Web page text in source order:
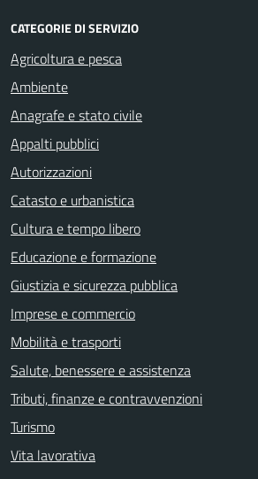
CATEGORIE DI SERVIZIO
Agricoltura e pesca
Ambiente
Anagrafe e stato civile
Appalti pubblici
Autorizzazioni
Catasto e urbanistica
Cultura e tempo libero
Educazione e formazione
Giustizia e sicurezza pubblica
Imprese e commercio
Mobilità e trasporti
Salute, benessere e assistenza
Tributi, finanze e contravvenzioni
Turismo
Vita lavorativa